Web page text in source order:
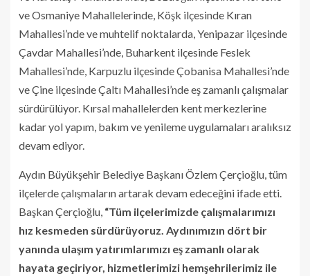
ve Osmaniye Mahallelerinde, Köşk ilçesinde Kıran
Mahallesi’nde ve muhtelif noktalarda, Yenipazar ilçesinde
Çavdar Mahallesi’nde, Buharkent ilçesinde Feslek
Mahallesi’nde, Karpuzlu ilçesinde Çobanisa Mahallesi’nde
ve Çine ilçesinde Çaltı Mahallesi’nde eş zamanlı çalışmalar
sürdürülüyor. Kırsal mahallelerden kent merkezlerine
kadar yol yapım, bakım ve yenileme uygulamaları aralıksız
devam ediyor.
Aydın Büyükşehir Belediye Başkanı Özlem Çerçioğlu, tüm
ilçelerde çalışmaların artarak devam edeceğini ifade etti.
Başkan Çerçioğlu, “Tüm ilçelerimizde çalışmalarımızı
hız kesmeden sürdürüyoruz. Aydınımızın dört bir
yanında ulaşım yatırımlarımızı eş zamanlı olarak
hayata geçiriyor, hizmetlerimizi hemşehrilerimiz ile